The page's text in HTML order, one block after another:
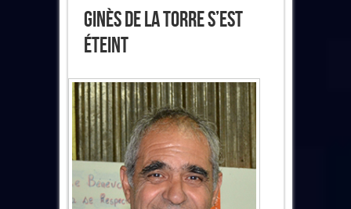
Ginès De La Torre S’est
Éteint